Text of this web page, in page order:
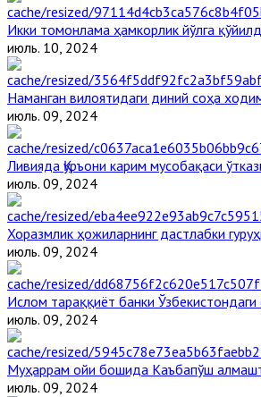
Икки томонлама ҳамкорлик йўлга
июль. 10, 2024
Наманган вилоятидаги диний соҳа
июль. 09, 2024
Ливияда Қуръони карим мусобақаси
июль. 09, 2024
Хоразмлик ҳожиларнинг дастлабки
июль. 09, 2024
Ислом тараққиёт банки
июль. 09, 2024
Муҳаррам ойи бошида Каъбапўш
июль. 09, 2024